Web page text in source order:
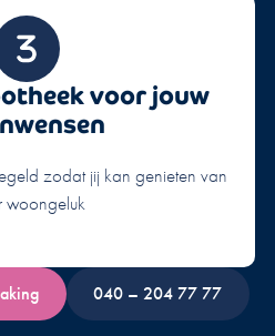
voor jouw
zodat jij kan genieten van
woongeluk
040 – 204 77 77